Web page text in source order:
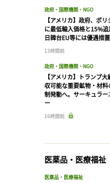
政府・国際機関・NGO
【アメリカ】政府、ポ
に最低輸入価格と15%追
日韓台EU等には優遇措置
13時間前
政府・国際機関・NGO
【アメリカ】トランプ
収可能な重要鉱物・材料
制発動へ。サーキュラー
ー
16時間前
医薬品・医療福祉
医薬品・医療福祉